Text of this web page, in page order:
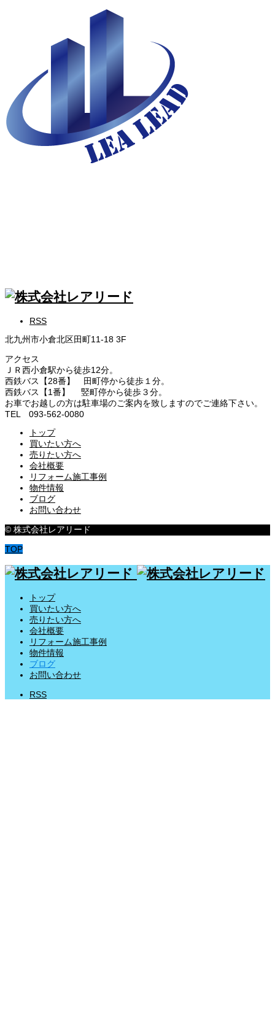
RSS
北九州市小倉北区田町11-18 3F
アクセス
ＪＲ西小倉駅から徒歩12分。
西鉄バス【28番】 田町停から徒歩１分。
西鉄バス【1番】 竪町停から徒歩３分。
お車でお越しの方は駐車場のご案内を致しますのでご連絡下さい。
TEL 093-562-0080
トップ
買いたい方へ
売りたい方へ
会社概要
リフォーム施工事例
物件情報
ブログ
お問い合わせ
© 株式会社レアリード
TOP
トップ
買いたい方へ
売りたい方へ
会社概要
リフォーム施工事例
物件情報
ブログ
お問い合わせ
RSS